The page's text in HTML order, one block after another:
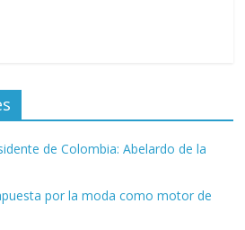
de Colombia: Abelardo de la
por la moda como motor de